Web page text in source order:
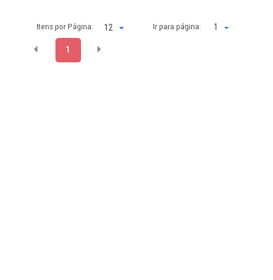
Itens por Página: Ir para página: 1
1